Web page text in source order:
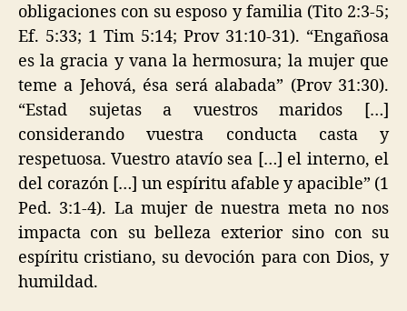
obligaciones con su esposo y familia (Tito 2:3-5;
Ef. 5:33; 1 Tim 5:14; Prov 31:10-31). “Engañosa
es la gracia y vana la hermosura; la mujer que
teme a Jehová, ésa será alabada” (Prov 31:30).
“Estad sujetas a vuestros maridos […]
considerando vuestra conducta casta y
respetuosa. Vuestro atavío sea […] el interno, el
del corazón […] un espíritu afable y apacible” (1
Ped. 3:1-4). La mujer de nuestra meta no nos
impacta con su belleza exterior sino con su
espíritu cristiano, su devoción para con Dios, y
humildad.